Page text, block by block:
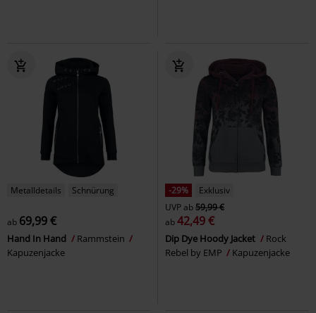
Metalldetails Schnürung
ab 69,99 €
Hand In Hand
Rammstein
Kapuzenjacke
-29%
Exklusiv
UVPab59,99 €
ab42,49 €
Dip Dye Hoody Jacket
Rock
Rebel by EMP
Kapuzenjacke